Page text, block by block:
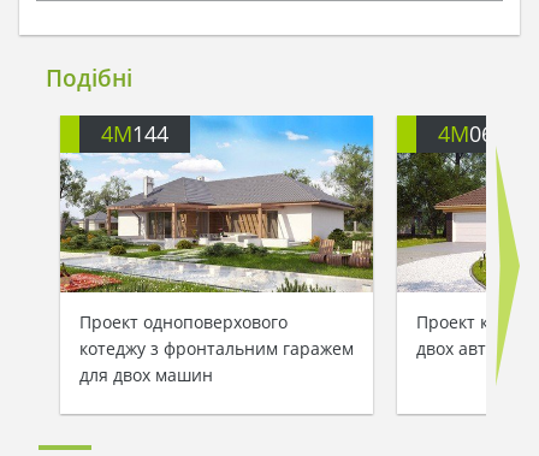
Подібні
4M144
Проект одноповерхового
котеджу з фронтальним гаражем
для двох машин
4M060
Проект
двох авто